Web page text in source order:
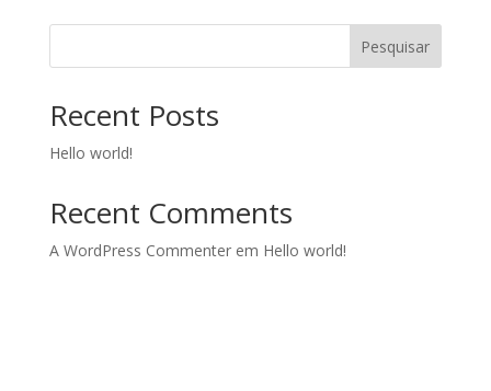
Pesquisar
Recent Posts
Hello world!
Recent Comments
A WordPress Commenterem Hello world!